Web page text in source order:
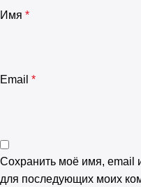
Имя *
Email *
Сохранить моё имя, email
для последующих моих